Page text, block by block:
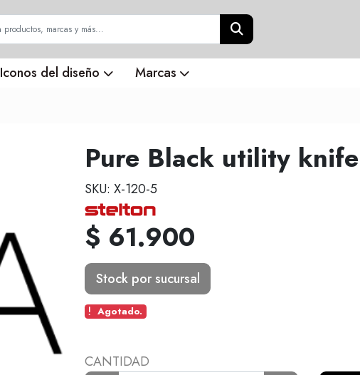
Iconos del diseño Marcas
Pure Black utility knife
SKU: X-120-5
$ 61.900
Stock por sucursal
Agotado.
CANTIDAD